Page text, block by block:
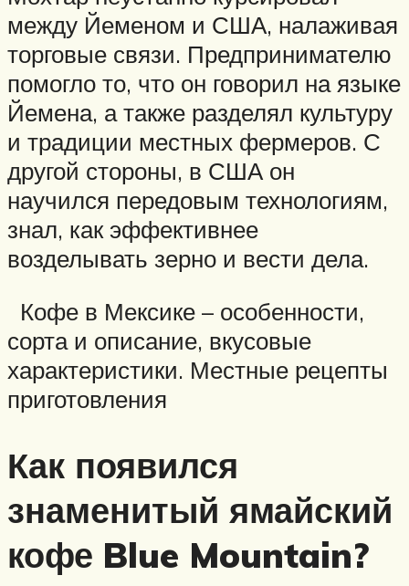
между Йеменом и США, налаживая
торговые связи. Предпринимателю
помогло то, что он говорил на языке
Йемена, а также разделял культуру
и традиции местных фермеров. С
другой стороны, в США он
научился передовым технологиям,
знал, как эффективнее
возделывать зерно и вести дела.
Кофе в Мексике – особенности,
сорта и описание, вкусовые
характеристики. Местные рецепты
приготовления
Как появился
знаменитый ямайский
кофе Blue Mountain?